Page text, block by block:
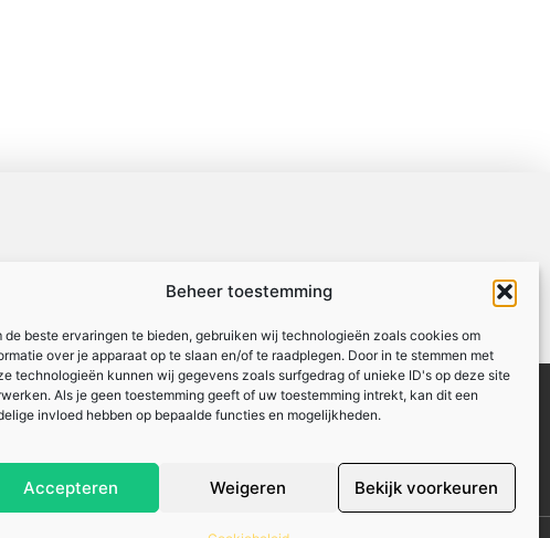
Beheer toestemming
de beste ervaringen te bieden, gebruiken wij technologieën zoals cookies om
over je apparaat op te slaan en/of te raadplegen. Door in te stemmen met
technologieën kunnen wij gegevens zoals surfgedrag of unieke ID's op deze site
Als je geen toestemming geeft of uw toestemming intrekt, kan dit een
invloed hebben op bepaalde functies en mogelijkheden.
Accepteren Weigeren Bekijk voorkeuren
Over ons Website index Uit De Media
hoe jij online inkomsten kunt genereren